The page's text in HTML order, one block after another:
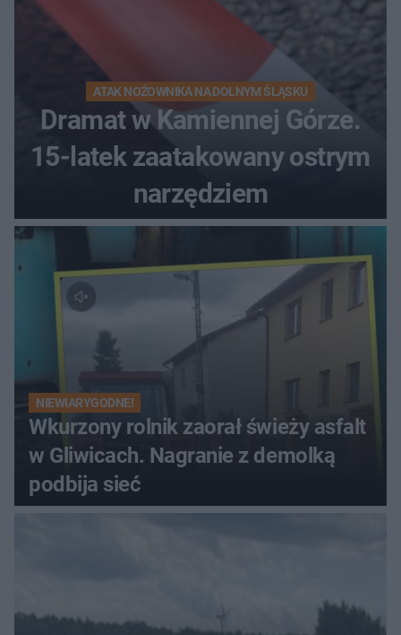
ATAK NOŻOWNIKA NA DOLNYM ŚLĄSKU
Dramat w Kamiennej Górze.
15-latek zaatakowany ostrym
narzędziem
NIEWIARYGODNE!
Wkurzony rolnik zaorał świeży asfalt
w Gliwicach. Nagranie z demolką
podbija sieć